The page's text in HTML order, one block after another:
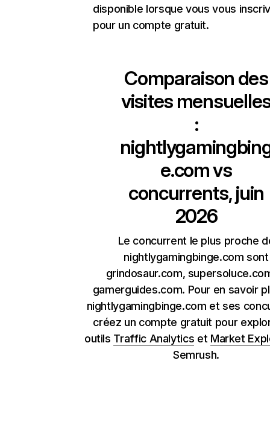
disponible lorsque vous vous
pour un compte gratuit.
Comparaison des
visites
:
e.comvs
concurrents, juin
2026
Le concurrent le plus proche
nightlygamingbinge.com sont
grindosaur.com,
gamerguides.com. Pour en savoir
nightlygamingbinge.com et ses
créez un compte gratuit pour
outils Traffic Analytics et Market
Semrush.